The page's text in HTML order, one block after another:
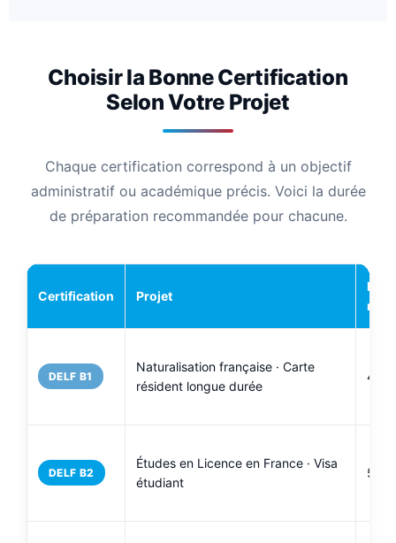
Choisir la Bonne Certification
Selon Votre Projet
Chaque certification correspond à un objectif
administratif ou académique précis. Voici la durée
de préparation recommandée pour chacune.
Certification Projet
DELF B1
Naturalisation française · Carte
résident longue durée
40
DELF B2
Études en Licence en France · Visa
étudiant
50